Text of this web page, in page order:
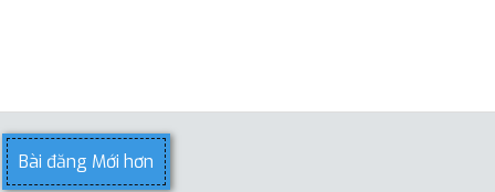
Bài đăng Mới hơn